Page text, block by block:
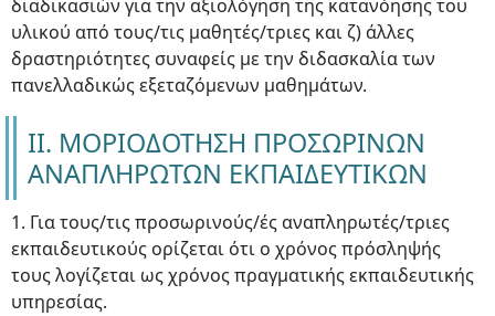
διαδικασιών για την αξιολόγηση της κατανόησης του
υλικού από τους/τις μαθητές/τριες και ζ) άλλες
δραστηριότητες συναφείς με την διδασκαλία των
πανελλαδικώς εξεταζόμενων μαθημάτων.
ΙΙ. ΜΟΡΙΟΔΟΤΗΣΗ ΠΡΟΣΩΡΙΝΩΝ
ΑΝΑΠΛΗΡΩΤΩΝ ΕΚΠΑΙΔΕΥΤΙΚΩΝ
1. Για τους/τις προσωρινούς/ές αναπληρωτές/τριες
εκπαιδευτικούς ορίζεται ότι ο χρόνος πρόσληψής
τους λογίζεται ως χρόνος πραγματικής εκπαιδευτικής
υπηρεσίας.